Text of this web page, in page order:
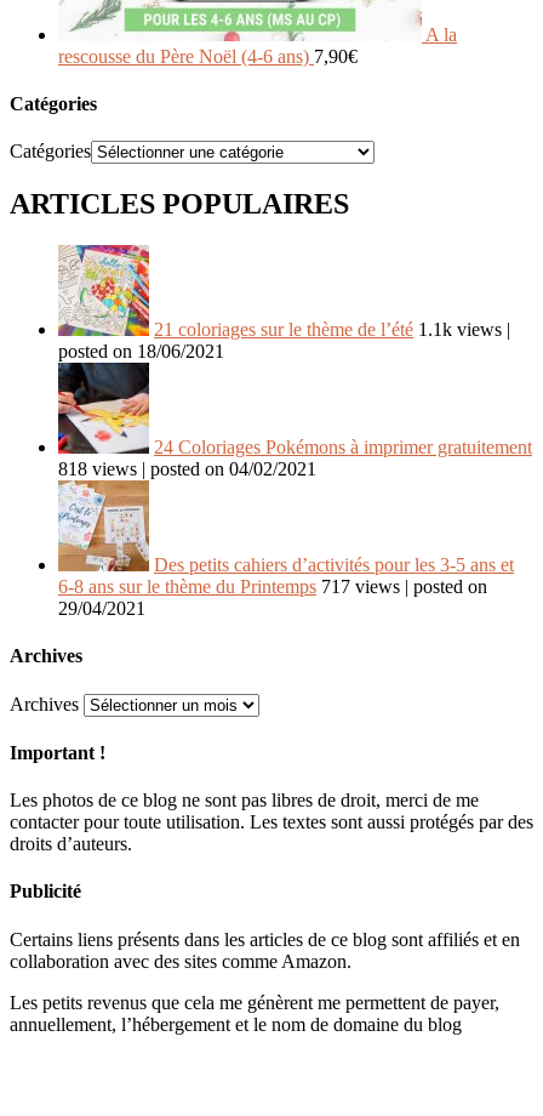
A la
rescousse du Père Noël (4-6 ans) 7,90€
Catégories
Catégories
ARTICLES POPULAIRES
21 coloriages sur le thème de l’été 1.1k views |
posted on 18/06/2021
24 Coloriages Pokémons à imprimer gratuitement
818 views | posted on 04/02/2021
Des petits cahiers d’activités pour les 3-5 ans et
6-8 ans sur le thème du Printemps 717 views | posted on
29/04/2021
Archives
Archives
Important !
Les photos de ce blog ne sont pas libres de droit, merci de me
contacter pour toute utilisation. Les textes sont aussi protégés par des
droits d’auteurs.
Publicité
Certains liens présents dans les articles de ce blog sont affiliés et en
collaboration avec des sites comme Amazon.
Les petits revenus que cela me génèrent me permettent de payer,
annuellement, l’hébergement et le nom de domaine du blog